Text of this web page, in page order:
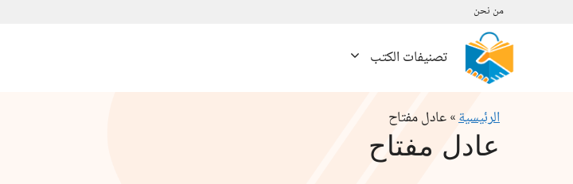
من نحن
تصنيفات الكتب
الرئيسية»عادل مفتاح
عادل مفتاح